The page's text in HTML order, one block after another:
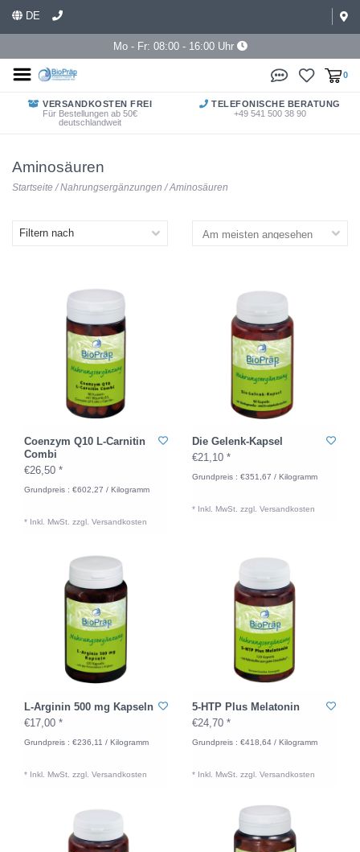
DE
Mo - Fr: 08:00 - 16:00 Uhr
0
VERSANDKOSTEN FREI
Für Bestellungen ab 50€
deutschlandweit
TELEFONISCHE BERATUNG
+49 541 500 38 90
Aminosäuren
Startseite/Nahrungsergänzungen /Aminosäuren
Filtern nach
Coenzym Q10 L-Carnitin
Combi
€26,50 *
Grundpreis : €602,27 / Kilogramm
* Inkl. MwSt. zzgl. Versandkosten
Die Gelenk-Kapsel
€21,10 *
Grundpreis : €351,67 / Kilogramm
* Inkl. MwSt. zzgl. Versandkosten
L-Arginin 500 mg Kapseln
€17,00 *
Grundpreis : €236,11 / Kilogramm
* Inkl. MwSt. zzgl. Versandkosten
5-HTP Plus Melatonin
€24,70 *
Grundpreis : €418,64 / Kilogramm
* Inkl. MwSt. zzgl. Versandkosten